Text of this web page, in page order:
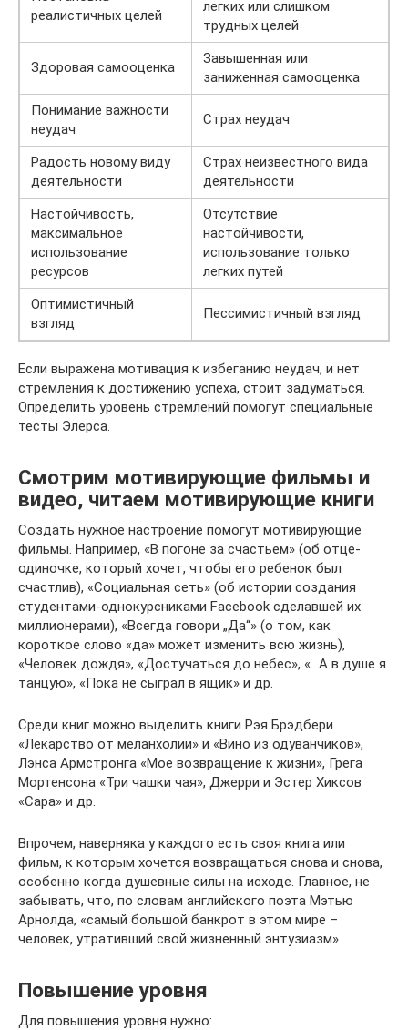
реалистичных целей
легких или слишком
трудных целей
Здоровая самооценка
Завышенная или
заниженная самооценка
Понимание важности
неудач
Страх неудач
Радость новому виду
деятельности
Страх неизвестного вида
деятельности
Настойчивость,
максимальное
использование
ресурсов
Отсутствие
настойчивости,
использование только
легких путей
Оптимистичный
взгляд
Пессимистичный взгляд
Если выражена мотивация к избеганию неудач, и нет
стремления к достижению успеха, стоит задуматься.
Определить уровень стремлений помогут специальные
тесты Элерса.
Смотрим мотивирующие фильмы и
видео, читаем мотивирующие книги
Создать нужное настроение помогут мотивирующие
фильмы. Например, «В погоне за счастьем» (об отце-
одиночке, который хочет, чтобы его ребенок был
счастлив), «Социальная сеть» (об истории создания
студентами-однокурсниками Facebook сделавшей их
миллионерами), «Всегда говори „Да“» (о том, как
короткое слово «да» может изменить всю жизнь),
«Человек дождя», «Достучаться до небес», «…А в душе я
танцую», «Пока не сыграл в ящик» и др.
Среди книг можно выделить книги Рэя Брэдбери
«Лекарство от меланхолии» и «Вино из одуванчиков»,
Лэнса Армстронга «Мое возвращение к жизни», Грега
Мортенсона «Три чашки чая», Джерри и Эстер Хиксов
«Сара» и др.
Впрочем, наверняка у каждого есть своя книга или
фильм, к которым хочется возвращаться снова и снова,
особенно когда душевные силы на исходе. Главное, не
забывать, что, по словам английского поэта Мэтью
Арнолда, «самый большой банкрот в этом мире –
человек, утративший свой жизненный энтузиазм».
Повышение уровня
Для повышения уровня нужно: